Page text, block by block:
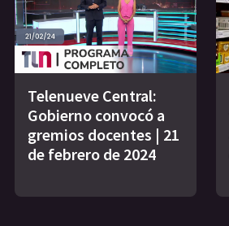
Telenueve Central:
Gobierno convocó a
gremios docentes | 21
de febrero de 2024